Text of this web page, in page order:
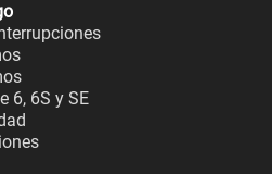
6, 6S y SE